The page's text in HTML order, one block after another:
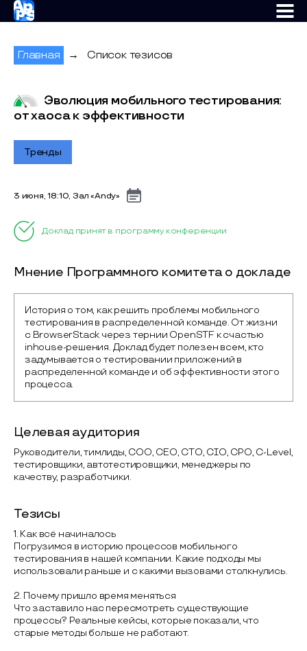
AppsConf
Главная → Список тезисов
Эволюция мобильного тестирования:
от хаоса к эффективности
Тренды
3 июня, 18:10, Зал «Andy»
Доклад принят в программу конференции
Мнение Программного комитета о докладе
История о том, как решить проблемы мобильного
тестирования в распределенной команде. От жизни
с BrowserStack через тернии OpenSTF к счастью
inhouse-решения. Доклад будет полезен всем, кто
задумывается о тестировании приложений в
распределенной команде и об эффективности этого
Целевая аудитория
Руководители, тимлиды, COO, CEO, CTO, CIO, CPO, C-Level,
тестировщики, автотестировщики, менеджеры по
качеству, разработчики.
Тезисы
1. Как всё начиналось
Погрузимся в историю процессов мобильного
тестирования в нашей компании. Какие подходы мы
использовали раньше и с какими вызовами столкнулись.
2. Почему пришло время меняться
Что заставило нас пересмотреть существующие
процессы? Реальные кейсы, которые показали, что
старые методы больше не работают.